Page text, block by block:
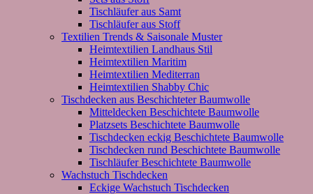
Tischläufer aus Samt
Tischläufer aus Stoff
Textilien Trends & Saisonale Muster
Heimtextilien Landhaus Stil
Heimtextilien Maritim
Heimtextilien Mediterran
Heimtextilien Shabby Chic
Tischdecken aus Beschichteter Baumwolle
Mitteldecken Beschichtete Baumwolle
Platzsets Beschichtete Baumwolle
Tischdecken eckig Beschichtete Baumwolle
Tischdecken rund Beschichtete Baumwolle
Tischläufer Beschichtete Baumwolle
Wachstuch Tischdecken
Eckige Wachstuch Tischdecken